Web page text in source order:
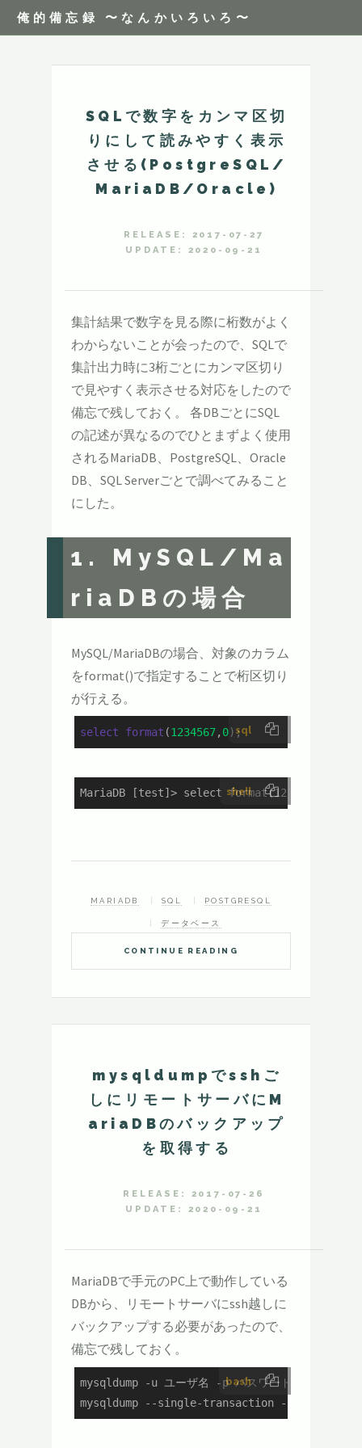
俺的備忘録 〜なんかいろいろ〜
SQLで数字をカンマ区切
りにして読みやすく表示
させる(PostgreSQL/
MariaDB/Oracle)
RELEASE: 2017-07-27
UPDATE: 2020-09-21
集計結果で数字を見る際に桁数がよく
わからないことが会ったので、SQLで
集計出力時に3桁ごとにカンマ区切り
で見やすく表示させる対応をしたので
備忘で残しておく。 各DBごとにSQL
の記述が異なるのでひとまずよく使用
されるMariaDB、PostgreSQL、Oracle
DB、SQL Serverごとで調べてみること
にした。
1. MySQL/Ma
riaDBの場合
MySQL/MariaDBの場合、対象のカラム
をformat()で指定することで桁区切り
が行える。
sql
select format (1234567, 0);
shell
MariaDB [test]> select format(12345...
CONTINUE READING
MARIADB SQL POSTGRESQL
データベース
mysqldumpでsshご
しにリモートサーバにM
ariaDBのバックアップ
を取得する
RELEASE: 2017-07-26
UPDATE: 2020-09-21
MariaDBで手元のPC上で動作している
DBから、リモートサーバにssh越しに
バックアップする必要があったので、
備忘で残しておく。
bash
mysqldump -u ユーザ名 -p パスワード DB名 |
mysqldump --single-transaction -u ユーザ名 -